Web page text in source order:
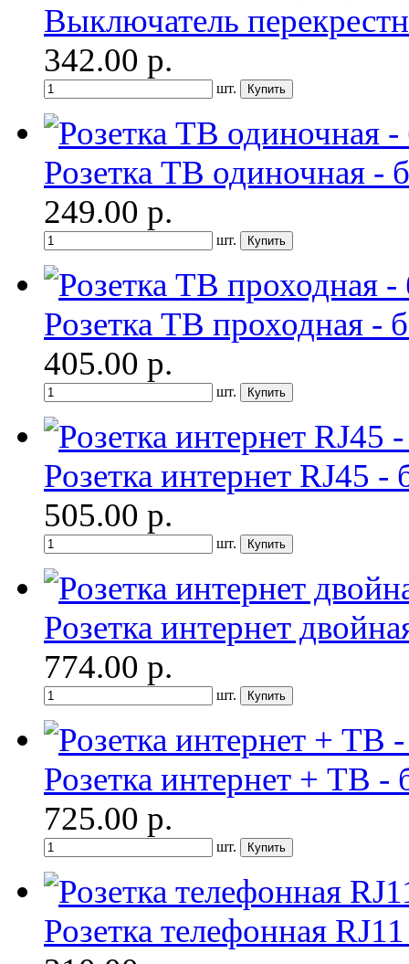
Выключатель
342.00 р.
шт.
Розетка ТВ одиночная -
249.00 р.
шт.
Розетка ТВ проходная -
405.00 р.
шт.
Розетка интернет RJ45
505.00 р.
шт.
Розетка интернет
774.00 р.
шт.
Розетка интернет + ТВ
725.00 р.
шт.
Розетка телефонная